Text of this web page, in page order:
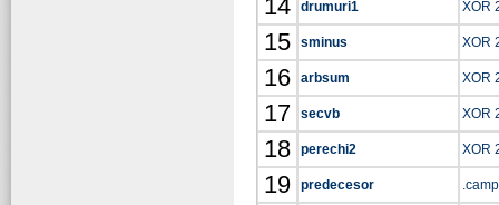
14 drumuri1 XOR
15 sminus XOR
16 arbsum XOR
17 secvb XOR
18 perechi2 XOR
19 predecesor